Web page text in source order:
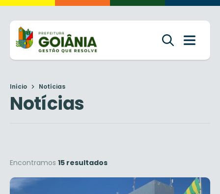
Início Notícias
Notícias
Encontramos 15 resultados